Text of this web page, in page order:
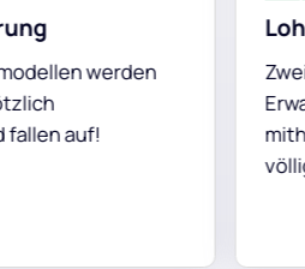
Lohnender
Zweifellos hat
Erwartungen
mithilfe von KI
völlig mühelos,